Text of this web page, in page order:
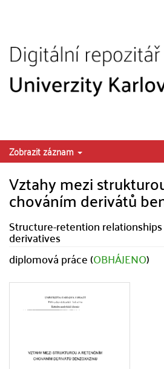
Zobrazit záznam
Vztahy mezi
chováním derivátů
Structure-retention
derivatives
diplomová práce (OBHÁJENO)